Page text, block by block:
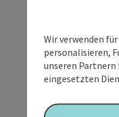
Wir verwenden
personalisieren,
unseren Partnern
eingesetzten